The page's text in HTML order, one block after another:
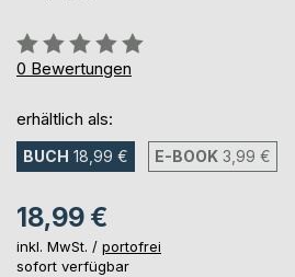
Bewertung::
0%
0 Bewertungen
erhältlich als:
BUCH 18,99 € E-BOOK 3,99 €
18,99 €
inkl. MwSt. / portofrei
sofort verfügbar